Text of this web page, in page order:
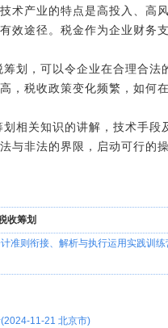
术产业的特点是高投入、高
效途径。税金作为企业财务
划，可以令企业在合理合法
，税收政策变化频繁，如何
相关知识的讲解，技术手段
与非法的界限，启动可行的
收筹划
准则衔接、解析与执行运用实践训练
11-21 北京市)